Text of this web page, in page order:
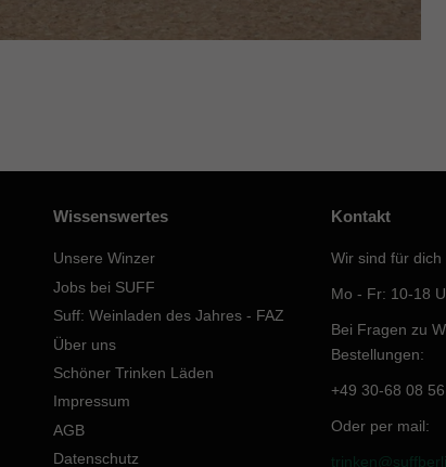
Wissenswertes
Unsere Winzer
Jobs bei SUFF
Suff: Weinladen des Jahres - FAZ
Über uns
Schöner Trinken Läden
Impressum
AGB
Datenschutz
Kontakt
Wir sind für dich
Mo - Fr: 10-18
Bei Fragen zu
Bestellungen:
+49 30-68 08
Oder per mail: